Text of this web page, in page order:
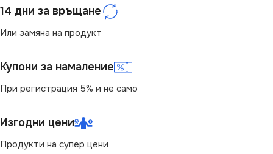
СТЕПЕН НА ЗАЩИТА
БРОЙ ФАСУНГИ 1
ВИД с Крушки
14 дни за връщане
Или замяна на продукт
Купони за намаление
При регистрация 5% и не само
Изгодни цени
Продукти на супер цени